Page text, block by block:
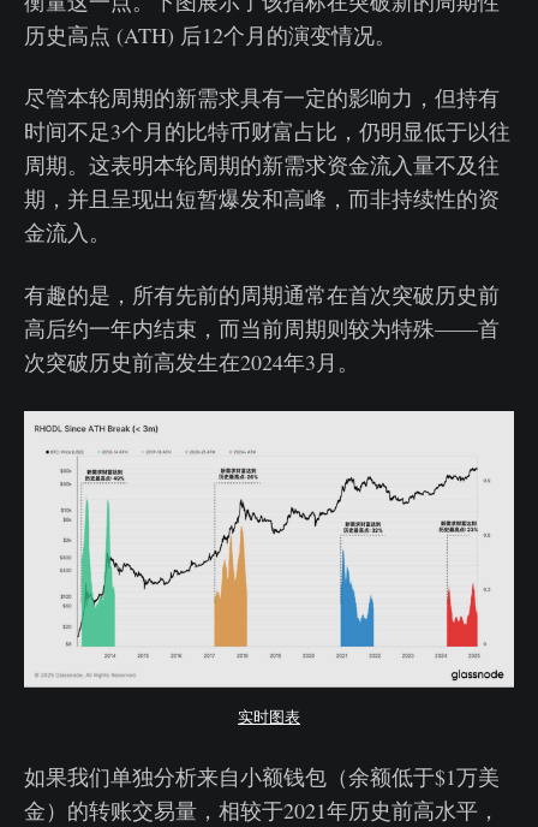
历史高点 (ATH) 后12个月的演变情况。
尽管本轮周期的新需求具有一定的影响力，但持有
时间不足3个月的比特币财富占比，仍明显低于以往
周期。这表明本轮周期的新需求资金流入量不及往
期，并且呈现出短暂爆发和高峰，而非持续性的资
金流入。
有趣的是，所有先前的周期通常在首次突破历史前
高后约一年内结束，而当前周期则较为特殊——首
次突破历史前高发生在2024年3月。
实时图表
如果我们单独分析来自小额钱包（余额低于$1万美
金）的转账交易量，相较于2021年历史前高水平，